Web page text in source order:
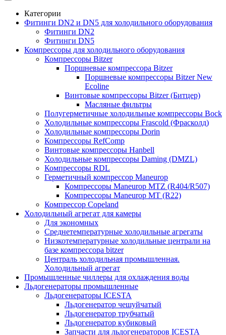
Категории
Фитинги DN2 и DN5 для холодильного оборудования
Фитинги DN2
Фитинги DN5
Компрессоры для холодильного оборудования
Компрессоры Bitzer
Поршневые компрессора Bitzer
Поршневые компрессоры Bitzer New
Ecoline
Винтовые компрессоры Bitzer (Битцер)
Масляные фильтры
Полугерметичные холодильные компрессоры Bock
Холодильные компрессоры Frascold (Фрасколд)
Холодильные компрессоры Dorin
Компрессоры RefComp
Винтовые компрессоры Hanbell
Холодильные компрессоры Daming (DMZL)
Компрессоры RDL
Герметичный компрессор Maneurop
Компрессоры Maneurop MTZ (R404/R507)
Компрессоры Maneurop MT (R22)
Компрессор Copeland
Холодильный агрегат для камеры
Для экономных
Среднетемпературные холодильные агрегаты
Низкотемпературные холодильные централи на
базе компрессора bitzer
Централь холодильная промышленная.
Холодильный агрегат
Промышленные чиллеры для охлаждения воды
Льдогенераторы промышленные
Льдогенераторы ICESTA
Льдогенератор чешуйчатый
Льдогенератор трубчатый
Льдогенератор кубиковый
Запчасти для льдогенераторов ICESTA